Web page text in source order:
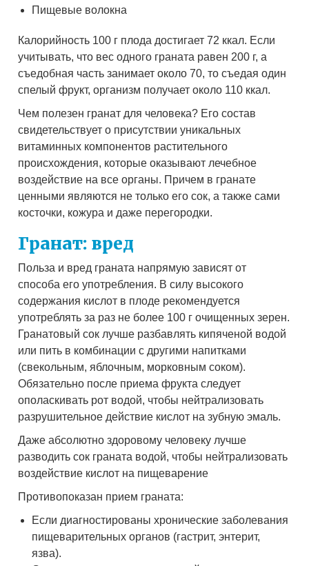
Пищевые волокна
Калорийность 100 г плода достигает 72 ккал. Если
учитывать, что вес одного граната равен 200 г, а
съедобная часть занимает около 70, то съедая один
спелый фрукт, организм получает около 110 ккал.
Чем полезен гранат для человека? Его состав
свидетельствует о присутствии уникальных
витаминных компонентов растительного
происхождения, которые оказывают лечебное
воздействие на все органы. Причем в гранате
ценными являются не только его сок, а также сами
косточки, кожура и даже перегородки.
Гранат: вред
Польза и вред граната напрямую зависят от
способа его употребления. В силу высокого
содержания кислот в плоде рекомендуется
употреблять за раз не более 100 г очищенных зерен.
Гранатовый сок лучше разбавлять кипяченой водой
или пить в комбинации с другими напитками
(свекольным, яблочным, морковным соком).
Обязательно после приема фрукта следует
ополаскивать рот водой, чтобы нейтрализовать
разрушительное действие кислот на зубную эмаль.
Даже абсолютно здоровому человеку лучше
разводить сок граната водой, чтобы нейтрализовать
воздействие кислот на пищеварение
Противопоказан прием граната:
Если диагностированы хронические заболевания
пищеварительных органов (гастрит, энтерит,
язва).